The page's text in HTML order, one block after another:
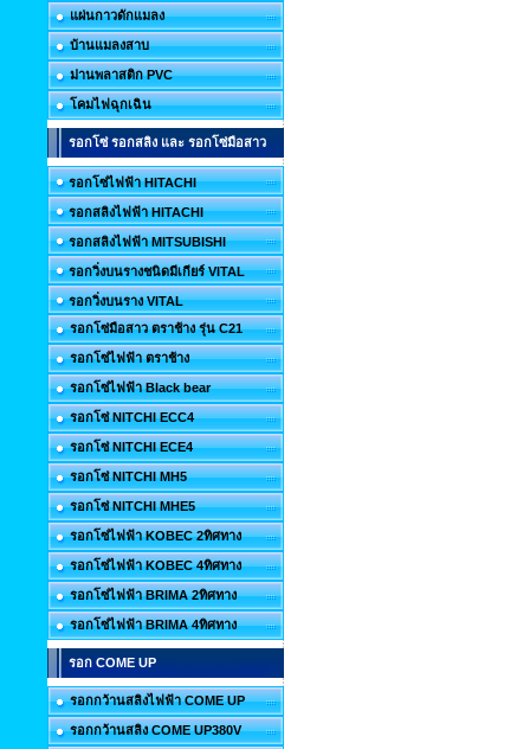
แผ่นกาวดักแมลง
บ้านแมลงสาบ
ม่านพลาสติก PVC
โคมไฟฉุกเฉิน
รอกโซ่ รอกสลิง และ รอกโซ่มือสาว
รอกโซ่ไฟฟ้า HITACHI
รอกสลิงไฟฟ้า HITACHI
รอกสลิงไฟฟ้า MITSUBISHI
รอกวิ่งบนรางชนิดมีเกียร์ VITAL
รอกวิ่งบนราง VITAL
รอกโซ่มือสาว ตราช้าง รุ่น C21
รอกโซ่ไฟฟ้า ตราช้าง
รอกโซ่ไฟฟ้า Black bear
รอกโซ่ NITCHI ECC4
รอกโซ่ NITCHI ECE4
รอกโซ่ NITCHI MH5
รอกโซ่ NITCHI MHE5
รอกโซ่ไฟฟ้า KOBEC 2ทิศทาง
รอกโซ่ไฟฟ้า KOBEC 4ทิศทาง
รอกโซ่ไฟฟ้า BRIMA 2ทิศทาง
รอกโซ่ไฟฟ้า BRIMA 4ทิศทาง
รอก COME UP
รอกกว้านสลิงไฟฟ้า COME UP
รอกกว้านสลิง COME UP380V